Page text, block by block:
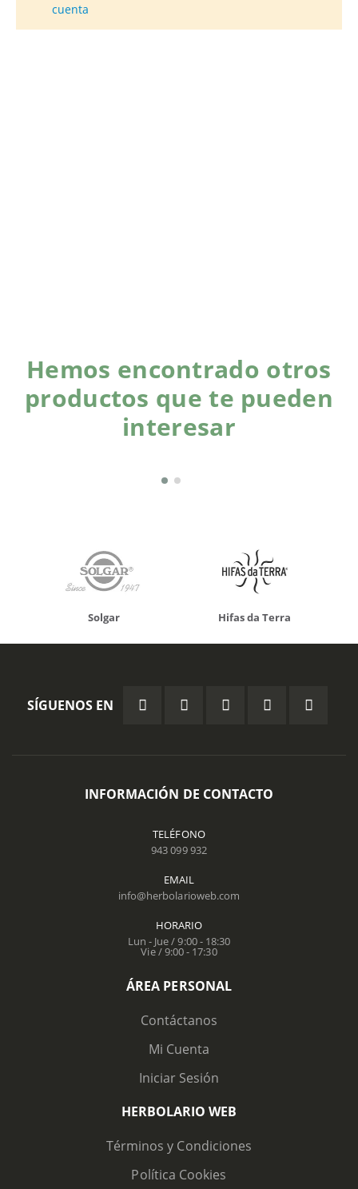
cuenta
Hemos encontrado otros
productos que te pueden
interesar
Solgar Hifas da Terra
SÍGUENOS EN
INFORMACIÓN DE CONTACTO
TELÉFONO
943 099 932
EMAIL
info@herbolarioweb.com
HORARIO
Lun - Jue / 9:00 - 18:30
Vie / 9:00 - 17:30
ÁREA PERSONAL
Contáctanos
Mi Cuenta
Iniciar Sesión
HERBOLARIO WEB
Términos y Condiciones
Política Cookies